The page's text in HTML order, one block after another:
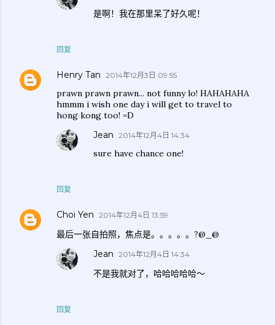
回复
是啊！我在那里呆了好久呢！
Henry Tan 2014年12月3日 09:55
prawn prawn prawn... not funny lo! HAHAHAHA
hmmm i wish one day i will get to travel to
hong kong too! =D
回复
Jean 2014年12月4日 14:34
sure have chance one!
Choi Yen 2014年12月4日 13:59
最后一张自拍照，焦点是。。。。。?@_@
回复
Jean 2014年12月4日 14:34
不是我就对了，哈哈哈哈哈～